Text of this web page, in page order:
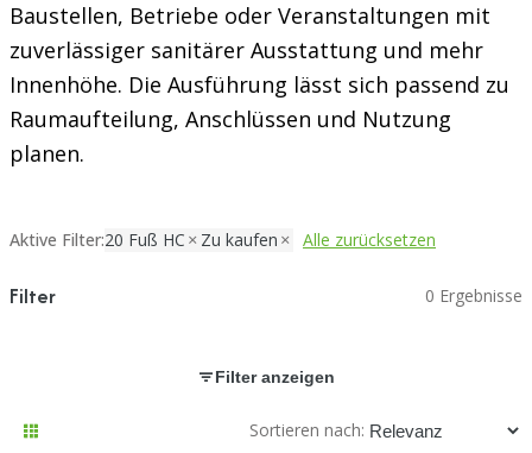
Baustellen, Betriebe oder Veranstaltungen mit
zuverlässiger sanitärer Ausstattung und mehr
Innenhöhe. Die Ausführung lässt sich passend zu
Raumaufteilung, Anschlüssen und Nutzung
planen.
Aktive Filter:20 Fuß HC Zu kaufen Alle zurücksetzen
Filter 0 Ergebnisse
Filter anzeigen
Sortieren nach: